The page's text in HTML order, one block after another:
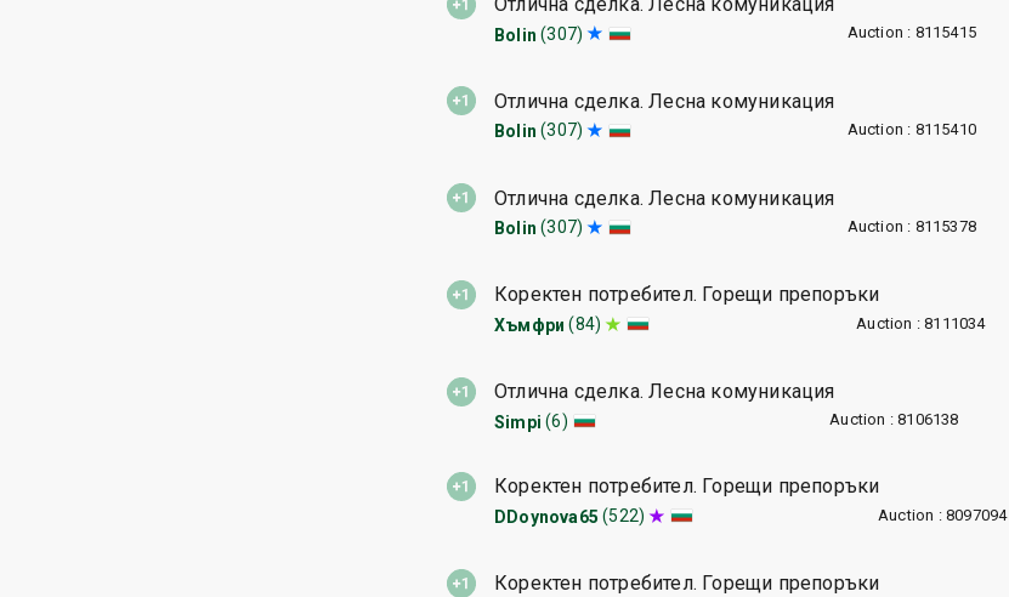
Bolin (307) Auction : 8115415
Отлична сделка. Лесна комуникация
Bolin (307) Auction : 8115410
Отлична сделка. Лесна комуникация
Bolin (307) Auction : 8115378
Коректен потребител. Горещи препоръки
Хъмфри (84) Auction : 8111034
Отлична сделка. Лесна комуникация
Simpi (6) Auction : 8106138
Коректен потребител. Горещи препоръки
DDoynova65 (522) Auction : 8097094
Коректен потребител. Горещи препоръки